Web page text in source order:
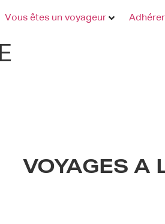
Vous êtes un voyageur Adhérer
VOYAGES A